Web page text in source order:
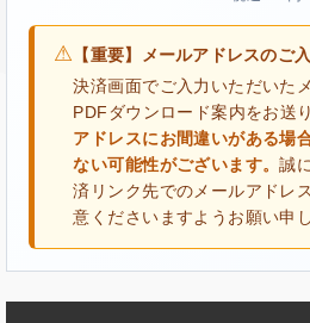
⚠ 【重要】メールアドレスのご
決済画面でご入力いただいた
PDFダウンロード案内をお送
アドレスにお間違いがある場
ない可能性がございます。誠
済リンク先でのメールアドレ
意くださいますようお願い申